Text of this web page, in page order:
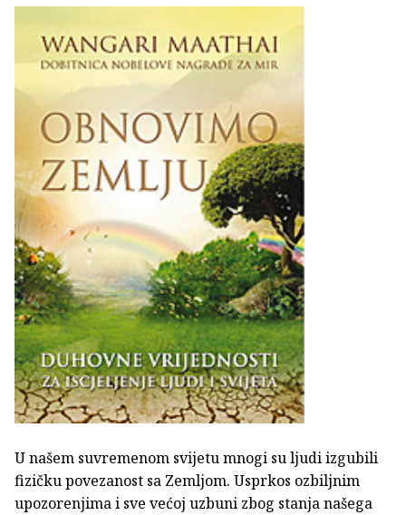
U našem suvremenom svijetu mnogi su ljudi izgubili
fizičku povezanost sa Zemljom. Usprkos ozbiljnim
upozorenjima i sve većoj uzbuni zbog stanja našega